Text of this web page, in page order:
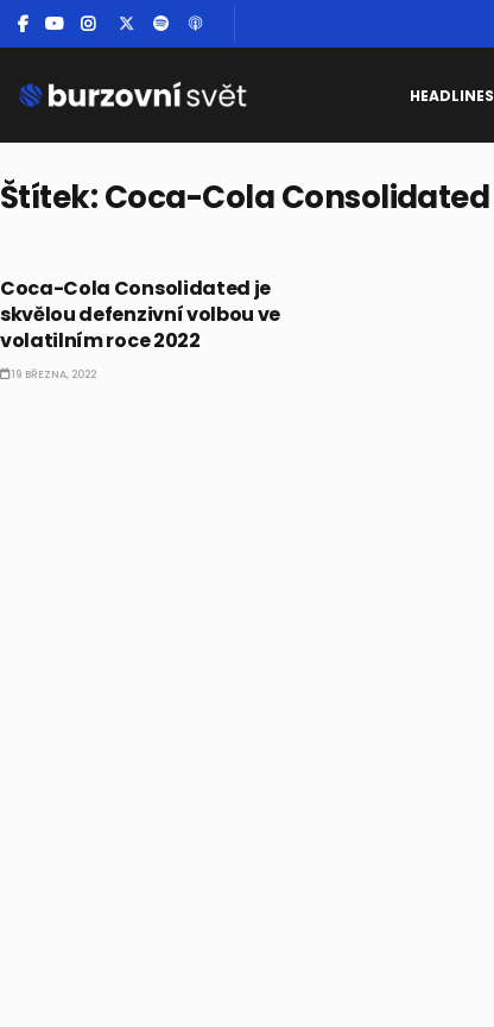
HEADLINES
Štítek:Coca-Cola Consolidated
Coca-Cola Consolidated je
skvělou defenzivní volbou ve
volatilním roce 2022
19 BŘEZNA, 2022